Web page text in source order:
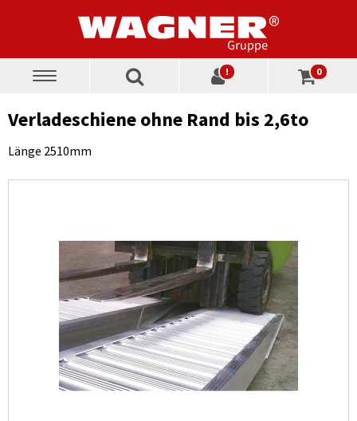
Toggle
! 0
Verladeschiene ohne Rand bis 2,6to
Länge 2510mm